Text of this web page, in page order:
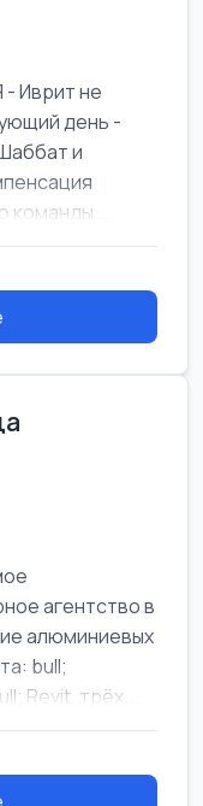
Иврит не
день -
и
...
агентство в
алюминиевых
bull;
Revit, трёх...